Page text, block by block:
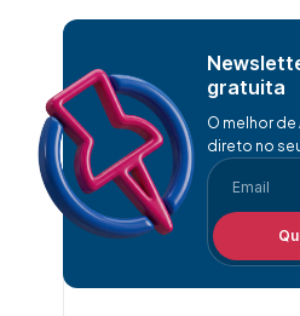
gratuita
O melhor de
direto no